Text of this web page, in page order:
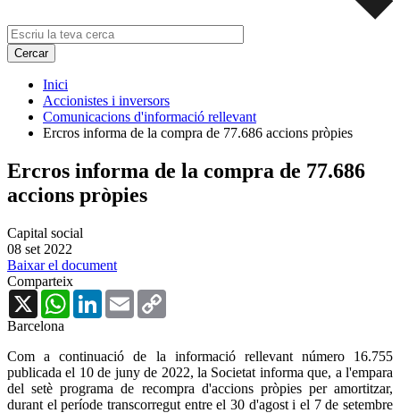
Inici
Accionistes i inversors
Comunicacions d'informació rellevant
Ercros informa de la compra de 77.686 accions pròpies
Ercros informa de la compra de 77.686
accions pròpies
Capital social
08 set 2022
Baixar el document
Comparteix
X
WhatsAppLinkedInEmail
Barcelona
Com a continuació de la informació rellevant número 16.755
publicada el 10 de juny de 2022, la Societat informa que, a l'empara
del setè programa de recompra d'accions pròpies per amortitzar,
durant el període transcorregut entre el 30 d'agost i el 7 de setembre